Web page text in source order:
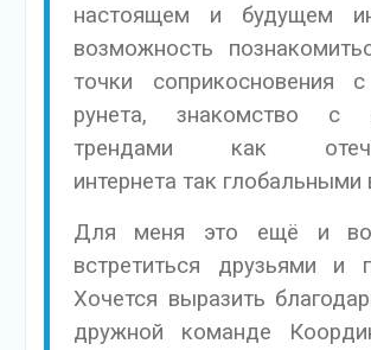
настоящем и будущем
возможность
точки соприкосновения
рунета, знакомство с
трендами как
интернета так
Для меня это ещё и
встретиться друзьями и
Хочется выразить
дружной команде